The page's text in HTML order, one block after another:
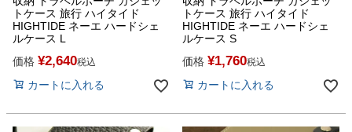
トケース 旅行 ハイタイド
HIGHTIDE ネーエ ハードシェ
ルケース L
価格 ¥2,640税込
カートに入れる
トケース 旅行 ハイタイド
HIGHTIDE ネーエ ハードシェ
ルケース S
価格 ¥1,760税込
カートに入れる